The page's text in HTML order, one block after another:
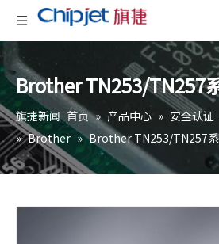
Brother TN253/TN257
旗捷新闻 首页 » 产品中心 » 安全认证
» Brother » Brother TN253/TN257